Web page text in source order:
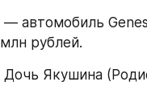
млн рублей.
Дочь Якушина